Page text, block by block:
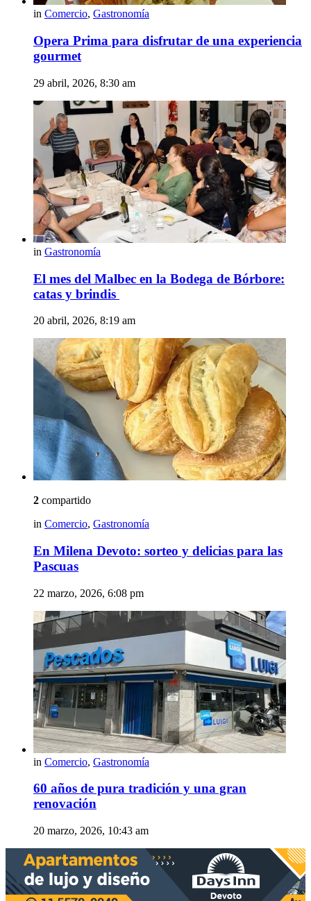
in Comercio, Gastronomía
Opera Prima para disfrutar de una experiencia
gourmet
29 abril, 2026, 8:30 am
in Gastronomía
El mes del Malbec en la Bodega de Bórbore:
catas y brindis
20 abril, 2026, 8:19 am
2 compartido
in Comercio, Gastronomía
En Milena Devoto: sorteo y delicias para las
Pascuas
22 marzo, 2026, 6:08 pm
in Comercio, Gastronomía
60 años de pura tradición y una gran
renovación
20 marzo, 2026, 10:43 am